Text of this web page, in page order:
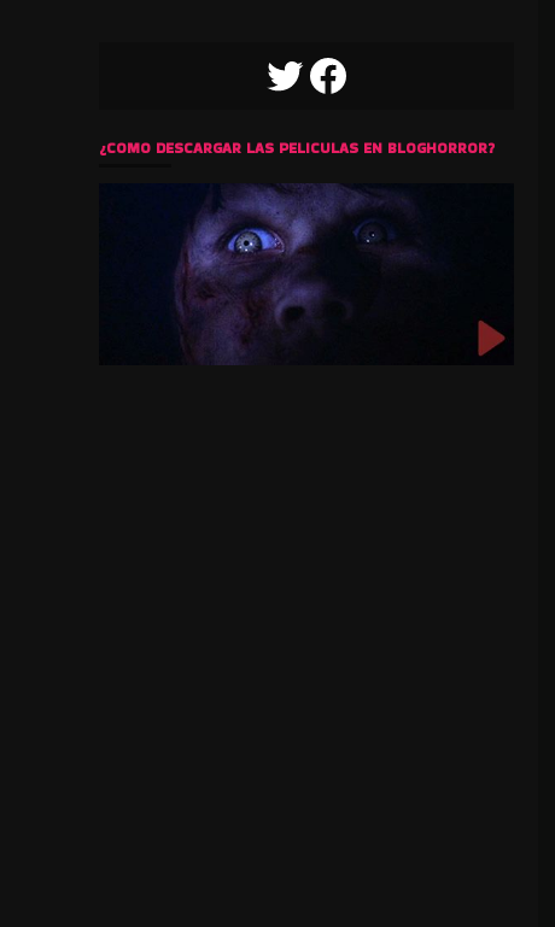
TWITTERFACEBOOK
¿COMO DESCARGAR LAS PELICULAS EN BLOGHORROR?